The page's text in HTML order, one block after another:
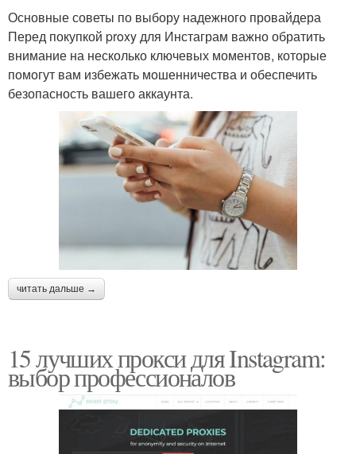
Основные советы по выбору надежного провайдера
Перед покупкой proxy для Инстаграм важно обратить
внимание на несколько ключевых моментов, которые
помогут вам избежать мошенничества и обеспечить
безопасность вашего аккаунта.
читать дальше →
15 лучших прокси для Instagram:
выбор профессионалов